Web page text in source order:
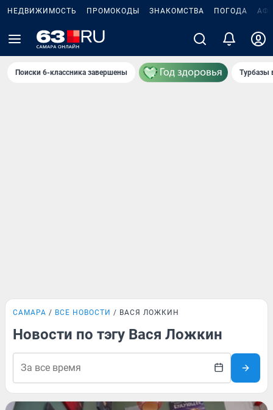
НЕДВИЖИМОСТЬ ПРОМОКОДЫ ЗНАКОМСТВА ПОГОДА
Поиски 6-классника завершены Турбазы
САМАРА ВСЕ НОВОСТИ ВАСЯ ЛОЖКИН
Новости по тэгу Вася Ложкин